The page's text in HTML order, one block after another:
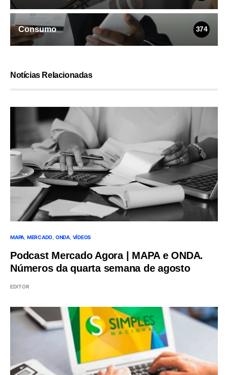
Consumo 374
Notícias Relacionadas
MAPA MERCADO ONDA VÍDEOS
Podcast Mercado Agora | MAPA e ONDA.
Números da quarta semana de agosto
EDITOR